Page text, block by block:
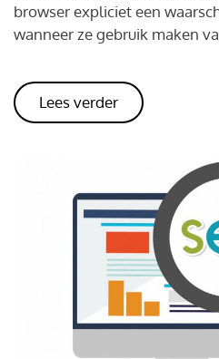
browser expliciet een
wanneer ze gebruik maken
Lees verder